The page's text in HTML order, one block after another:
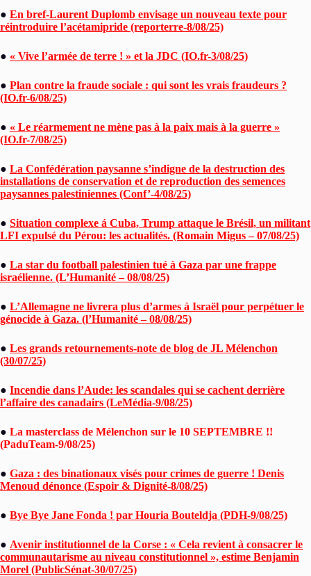
● En bref-Laurent Duplomb envisage un nouveau texte pour
réintroduire l’acétamipride (reporterre-8/08/25)
● « Vive l’armée de terre ! » et la JDC (IO.fr-3/08/25)
● Plan contre la fraude sociale : qui sont les vrais fraudeurs ?
(IO.fr-6/08/25)
● « Le réarmement ne mène pas à la paix mais à la guerre »
(IO.fr-7/08/25)
● La Confédération paysanne s’indigne de la destruction des
installations de conservation et de reproduction des semences
paysannes palestiniennes (Conf’-4/08/25)
● Situation complexe á Cuba, Trump attaque le Brésil, un militant
LFI expulsé du Pérou: les actualités. (Romain Migus – 07/08/25)
● La star du football palestinien tué à Gaza par une frappe
israélienne. (L’Humanité – 08/08/25)
● L’Allemagne ne livrera plus d’armes à Israël pour perpétuer le
génocide à Gaza. (l’Humanité – 08/08/25)
● Les grands retournements-note de blog de JL Mélenchon
(30/07/25)
● Incendie dans l’Aude: les scandales qui se cachent derrière
l’affaire des canadairs (LeMédia-9/08/25)
● La masterclass de Mélenchon sur le 10 SEPTEMBRE !!
(PaduTeam-9/08/25)
● Gaza : des binationaux visés pour crimes de guerre ! Denis
Menoud dénonce (Espoir & Dignité-8/08/25)
● Bye Bye Jane Fonda ! par Houria Bouteldja (PDH-9/08/25)
● Avenir institutionnel de la Corse : « Cela revient à consacrer le
communautarisme au niveau constitutionnel », estime Benjamin
Morel (PublicSénat-30/07/25)